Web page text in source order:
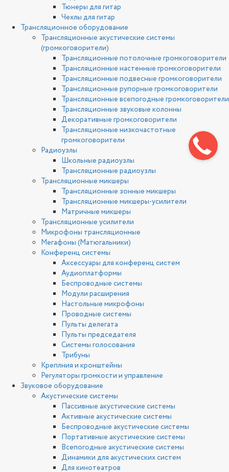
Тюнеры для гитар
Чехлы для гитар
Трансляционное оборудование
Трансляционные акустические системы
(громкоговорители)
Трансляционные потолочные громкоговорители
Трансляционные настенные громкоговорители
Трансляционные подвесные громкоговорители
Трансляционные рупорные громкоговорители
Трансляционные всепогодные громкоговорители
Трансляционные звуковые колонны
Декоративные громкоговорители
Трансляционные низкочастотные
громкоговорители
Радиоузлы
Школьные радиоузлы
Трансляционные радиоузлы
Трансляционные микшеры
Трансляционные зонные микшеры
Трансляционные микшеры-усилители
Матричные микшеры
Трансляционные усилители
Микрофоны трансляционные
Мегафоны (Матюгальники)
Конференц системы
Аксессуары для конференц систем
Аудиоплатформы
Беспроводные системы
Модули расширения
Настольные микрофоны
Проводные системы
Пульты делегата
Пульты председателя
Системы голосования
Трибуны
Креплния и кронштейны
Регуляторы громкости и управление
Звуковое оборудование
Акустические системы
Пассивные акустические системы
Активные акустические системы
Беспроводные акустические системы
Портативные акустические системы
Всепогодные акустические системы
Динамики для акустических систем
Для кинотеатров